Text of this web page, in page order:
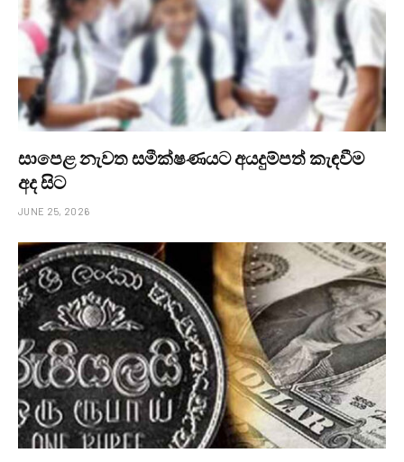
සාපෙළ නැවත සමීක්ෂණයට අයදුම්පත් කැඳවීම
අද සිට
JUNE 25, 2026